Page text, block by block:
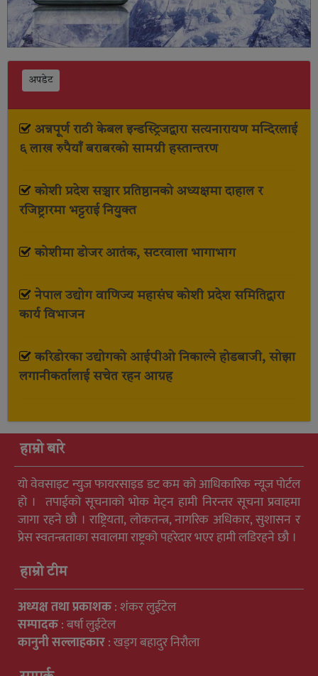
अपडेट
अन्नपूर्ण राठी केबल इन्डस्ट्रिजद्वारा सत्यनारायण मन्दिरलाई
६ लाख रुपैयाँ बराबरको सामग्री हस्तान्तरण
कोशी प्रदेश सञ्चार प्रतिष्ठानको अध्यक्षमा दाहाल र
रजिष्ट्रारमा भट्टराई नियुक्त
कोशीमा डोजर आतंक, सटरवाला भागाभाग
नेपाल उद्योग वाणिज्य महासंघ कोशी प्रदेश समितिद्वारा
कार्य विभाजन
करिडोरका उद्योगको आईपीओ निकाल्ने होडबाजी, सोझा
लगानीकर्तालाई सचेत रहन आग्रह
हाम्रो बारे
यो वेवसाइट न्युुज फायरसाइड डट कम को आधिकारिक न्यूज पोर्टल
हो । तपाईको सूचनाको भोक मेट्न हामी निरन्तर सूचना प्रवाहमा
जागा रहने छौ । राष्ट्रियता, लोकतन्त्र, नागरिक अधिकार, सुशासन र
प्रेस स्वतन्त्रताका सवालमा राष्ट्रको पहरेदार भएर हामी लडिरहने छौ ।
हाम्रो टीम
अध्यक्ष तथा प्रकाशक: शंकर लुईटेल
सम्पादक: बर्षा लुईटेल
कानुनी सल्लाहकार: खड्ग बहादुर निरौला